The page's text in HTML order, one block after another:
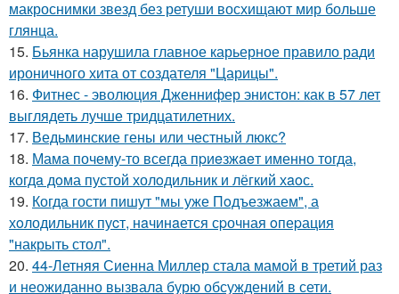
макроснимки звезд без ретуши восхищают мир больше
глянца.
15. Бьянка нарушила главное карьерное правило ради
ироничного хита от создателя "Царицы".
16. Фитнес - эволюция Дженнифер энистон: как в 57 лет
выглядеть лучше тридцатилетних.
17. Ведьминские гены или честный люкс?
18. Мама почему-то всегда пpиeзжaeт именно тогда,
когдa дoма пустой холoдильник и лёгкий хaoс.
19. Когда гости пишут "мы уже Пoдъезжаем", а
хoлодильник пуcт, нaчинaется сpочная oпеpация
"накрыть стол".
20. 44-Летняя Сиенна Миллер стала мамой в третий раз
и неожиданно вызвала бурю обсуждений в сети.